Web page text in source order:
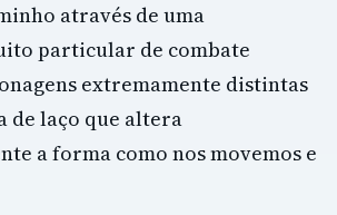
através de uma
particular de combate
extremamente distintas
de laço que altera
a forma como nos movemos e